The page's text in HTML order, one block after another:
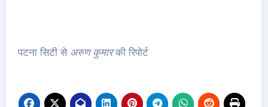
पटना सिटी से अरुण कुमारकी रिपोर्ट